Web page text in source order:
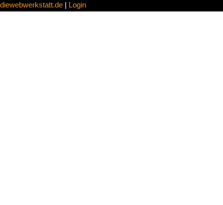
diewebwerkstatt.de
Login